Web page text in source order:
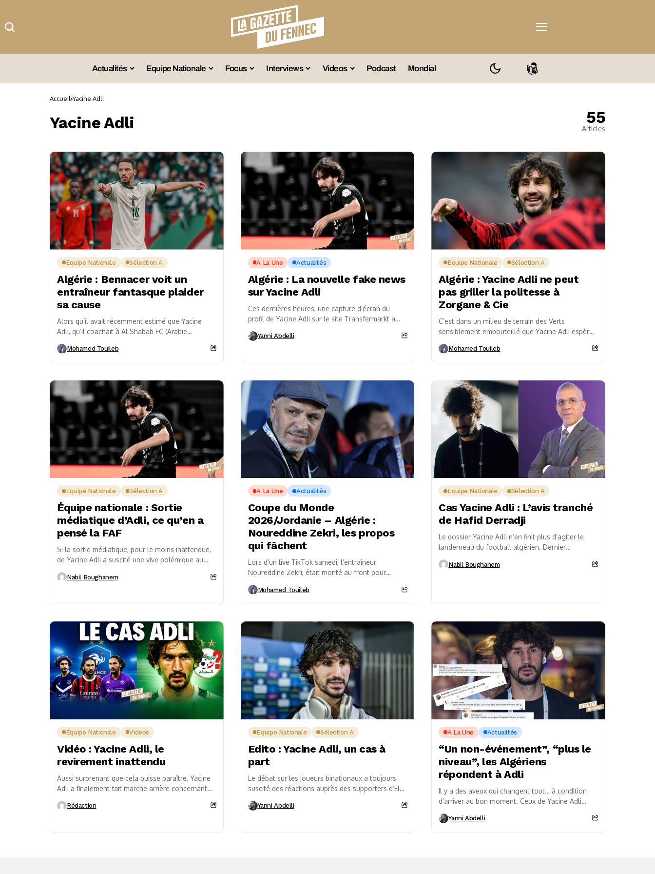
Actualités
Championnat
Omnisports
Agenda
Equipe Nationale
Sélections Diverses
Focus
Vintage
Interviews
Vu Ailleurs
Videos Podcast Mondial
Accueil Yacine Adli
Yacine Adli 55
Articles
Equipe Nationale Sélection A
Algérie : Bennacer voit un
entraîneur fantasque plaider
sa cause
Alors qu’il avait récemment estimé que Yacine
Adli, qu’il coachait à Al Shabab FC (Arabie
Mohamed Touileb
A La Une Actualités
Algérie : La nouvelle fake news
sur Yacine Adli
Ces dernières heures, une capture d’écran du
profil de Yacine Adli sur le site Transfermarkt a
Yanni Abdelli
Equipe Nationale Sélection A
Algérie : Yacine Adli ne peut
pas griller la politesse à
Zorgane & Cie
C’est dans un milieu de terrain des Verts
sensiblement embouteillé que Yacine Adli espère
(Arabie saoudite)...
Mohamed Touileb
Equipe Nationale Sélection A
Équipe nationale : Sortie
médiatique d’Adli, ce qu’en a
pensé la FAF
Si la sortie médiatique, pour le moins inattendue,
de Yacine Adli a suscité une vive polémique au
Nabil Boughanem
A La Une Actualités
Coupe du Monde
2026/Jordanie – Algérie :
Noureddine Zekri, les propos
qui fâchent
Lors d’un live TikTok samedi, l’entraîneur
Noureddine Zekri, était monté au front pour
(Arabie...
Mohamed Touileb
Equipe Nationale Sélection A
Cas Yacine Adli : L’avis tranché
de Hafid Derradji
Le dossier Yacine Adli n’en finit plus d’agiter le
landerneau du football algérien. Dernier
Shabab (Arabie...
Nabil Boughanem
Équipe Nationale Videos
Vidéo : Yacine Adli, le
revirement inattendu
Aussi surprenant que cela puisse paraître, Yacine
Adli a finalement fait marche arrière concernant
qui affirmait viser...
Rédaction
Equipe Nationale Sélection A
Edito : Yacine Adli, un cas à
part
Le débat sur les joueurs binationaux a toujours
suscité des réactions auprès des supporters d’El
jamais...
Yanni Abdelli
A La Une Actualités
“Un non-événement”, “plus le
niveau”, les Algériens
répondent à Adli
Il y a des aveux qui changent tout… à condition
d’arriver au bon moment. Ceux de Yacine Adli
Yanni Abdelli